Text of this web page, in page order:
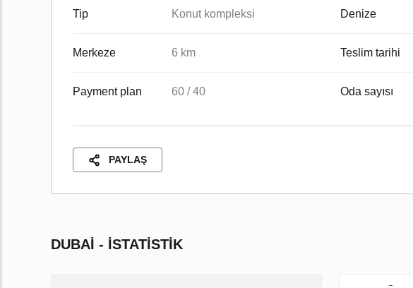
Tip Konut kompleksi Denize
Merkeze 6 km Teslim tarihi
Payment plan 60 / 40 Oda sayısı
PAYLAŞ
DUBAI - İSTATISTIK